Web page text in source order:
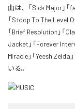
曲は、「Sick Major」「
「Stoop To The Level
「Brief Resolution」「
Jacket」「Forever
Miracle」「Yeesh Zelda
いる。